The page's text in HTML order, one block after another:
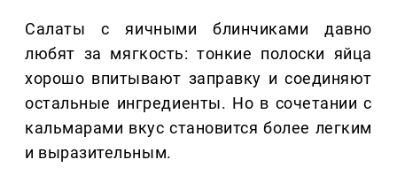
Салаты с яичными блинчиками давно
любят за мягкость: тонкие полоски яйца
хорошо впитывают заправку и соединяют
остальные ингредиенты. Но в сочетании с
кальмарами вкус становится более легким
и выразительным.